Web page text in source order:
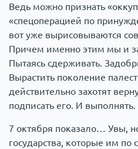
Ведь можно признать
«спецоперацией по
вот уже вырисовываются
Причем именно этим мы и
Пытаясь сдерживать.
Вырастить поколение
действительно захотят
подписать его. И выполнять.
7 октября показало… Увы,
государства, которые им по